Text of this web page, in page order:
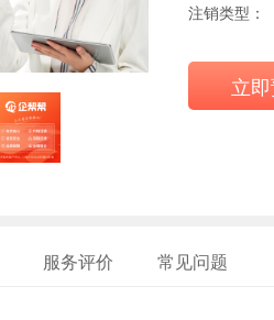
注销类型：
立
服务评价 常见问题